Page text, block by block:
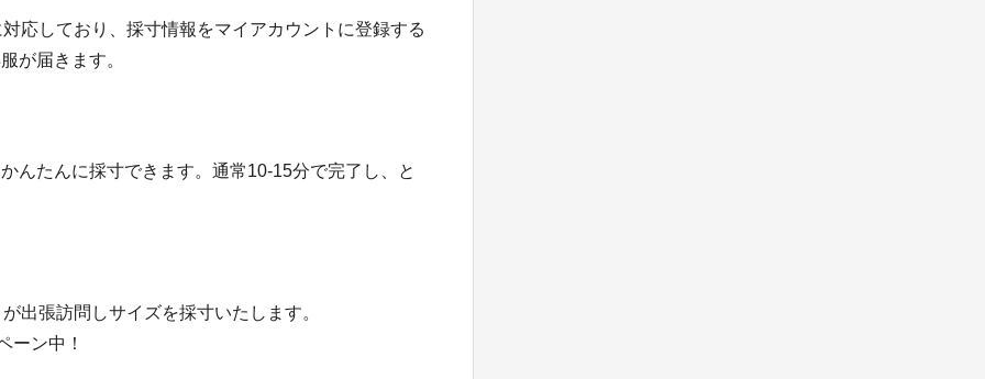
応しており、採寸情報をマイアカウントに登録する
が届きます。
んたんに採寸できます。通常10-15分で完了し、と
出張訪問しサイズを採寸いたします。
ーン中！